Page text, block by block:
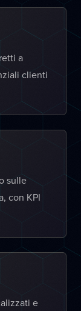
a
clienti
sulle
con KPI
e